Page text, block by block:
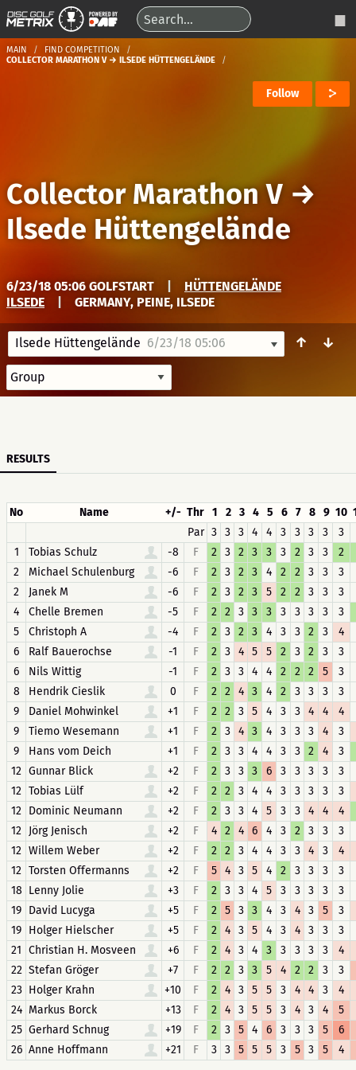
MAIN
FIND COMPETITION
COLLECTOR MARATHON V → ILSEDE HÜTTENGELÄNDE
Follow
Collector Marathon V →
Ilsede Hüttengelände
6/23/18 05:06 GOLFSTART
HÜTTENGELÄNDE
ILSEDE
GERMANY, PEINE, ILSEDE
Ilsede Hüttengelände 6/23/18 05:06 ↑ ↓
RESULTS
No Name +/- Thr 1 2 3 4 5 6 7 8 9 10
Par 3 3 3 4 4 3 3 3 3 3
1
Tobias Schulz -8 F 2 3 2 3 3 3 2 3 3 2
2
Michael Schulenburg -6 F 2 3 2 3 4 2 2 3 3 3
2
Janek M -6 F 2 3 2 3 5 2 2 3 3 3
4
Chelle Bremen -5 F 2 2 3 3 3 3 3 3 3 3
5
Christoph A -4 F 2 3 2 3 4 3 3 2 3 4
6
Ralf Bauerochse -1 F 2 3 4 5 5 2 3 2 3 3
6
Nils Wittig -1 F 2 3 3 4 4 2 2 2 5 3
8
Hendrik Cieslik 0 F 2 2 4 3 4 2 3 3 3 3
9
Daniel Mohwinkel +1 F 2 2 3 5 4 3 3 4 4 4
9
Tiemo Wesemann +1 F 2 3 4 3 4 3 3 3 4 3
9
Hans vom Deich +1 F 2 3 3 4 4 3 3 2 4 3
12 Gunnar Blick +2 F 2 3 3 3 6 3 3 3 3 3
12 Tobias Lülf +2 F 2 2 3 4 4 3 3 3 3 3
12 Dominic Neumann +2 F 2 3 3 4 5 3 3 4 4 4
12 Jörg Jenisch +2 F 4 2 4 6 4 3 2 3 3 3
12 Willem Weber +2 F 2 2 3 4 4 3 3 4 3 4
12 Torsten Offermanns +2 F 5 4 3 5 4 2 3 3 3 3
18 Lenny Jolie +3 F 2 3 3 4 5 3 3 3 3 3
19 David Lucyga +5 F 2 5 3 3 4 3 4 3 5 3
19 Holger Hielscher +5 F 2 4 3 5 4 3 4 3 3 3
21 Christian H. Mosveen +6 F 2 4 3 4 3 3 3 3 3 4
22 Stefan Gröger +7 F 2 2 3 3 5 4 2 2 3 3
23 Holger Krahn +10 F 2 4 3 5 5 3 4 4 3 4
24 Markus Borck +13 F 2 4 3 5 5 3 4 3 4 5
25 Gerhard Schnug +19 F 2 3 5 4 6 3 3 3 5 6
26 Anne Hoffmann +21 F 3 3 5 5 5 3 5 3 5 4